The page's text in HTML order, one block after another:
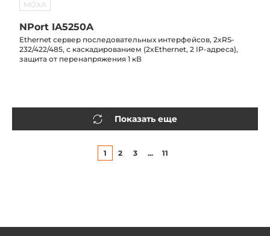
MOXA
NPort IA5250A
Ethernet сервер последовательных интерфейсов, 2xRS-
232/422/485, с каскадированием (2xEthernet, 2 IP-адреса),
защита от перенапряжения 1 кВ
Показать еще
1 2 3 ... 11